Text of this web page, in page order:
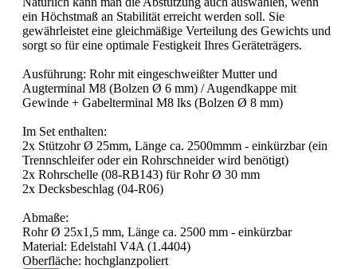
ein Höchstmaß an Stabilität erreicht werden soll. Sie
gewährleistet eine gleichmäßige Verteilung des Gewichts und
sorgt so für eine optimale Festigkeit Ihres Geräteträgers.
Ausführung: Rohr mit eingeschweißter Mutter und
Augterminal M8 (Bolzen Ø 6 mm) / Augendkappe mit
Gewinde + Gabelterminal M8 lks (Bolzen Ø 8 mm)
Im Set enthalten:
2x Stützohr Ø 25mm, Länge ca. 2500mmm - einkürzbar (ein
Trennschleifer oder ein Rohrschneider wird benötigt)
2x Rohrschelle (08-RB143) für Rohr Ø 30 mm
2x Decksbeschlag (04-R06)
Abmaße:
Rohr Ø 25x1,5 mm, Länge ca. 2500 mm - einkürzbar
Material: Edelstahl V4A (1.4404)
Oberfläche: hochglanzpoliert